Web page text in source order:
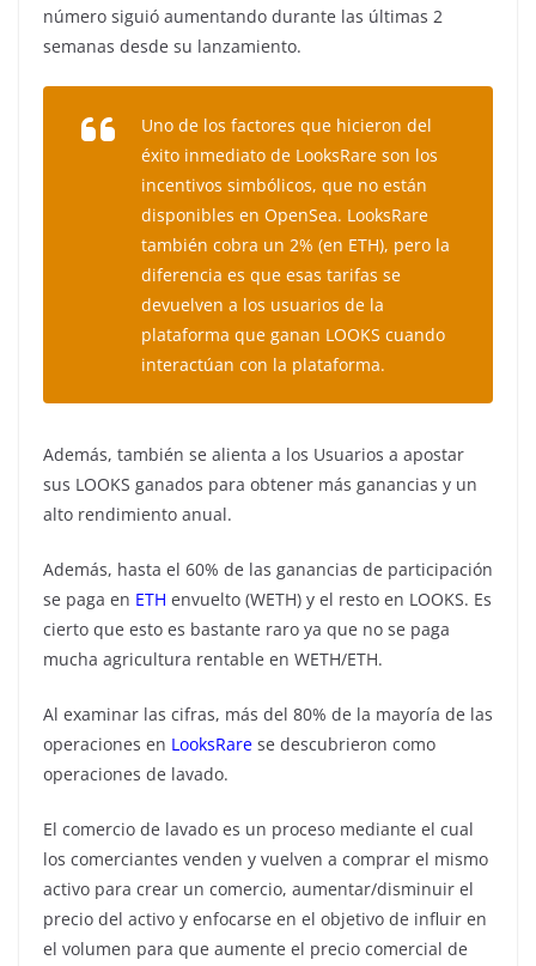
número siguió aumentando durante las últimas 2
semanas desde su lanzamiento.
Uno de los factores que hicieron del
éxito inmediato de LooksRare son los
incentivos simbólicos, que no están
disponibles en OpenSea. LooksRare
también cobra un 2% (en ETH), pero la
diferencia es que esas tarifas se
devuelven a los usuarios de la
plataforma que ganan LOOKS cuando
interactúan con la plataforma.
Además, también se alienta a los Usuarios a apostar
sus LOOKS ganados para obtener más ganancias y un
alto rendimiento anual.
Además, hasta el 60% de las ganancias de participación
se paga en ETH envuelto (WETH) y el resto en LOOKS. Es
cierto que esto es bastante raro ya que no se paga
mucha agricultura rentable en WETH/ETH.
Al examinar las cifras, más del 80% de la mayoría de las
operaciones en LooksRare se descubrieron como
operaciones de lavado.
El comercio de lavado es un proceso mediante el cual
los comerciantes venden y vuelven a comprar el mismo
activo para crear un comercio, aumentar/disminuir el
precio del activo y enfocarse en el objetivo de influir en
el volumen para que aumente el precio comercial de